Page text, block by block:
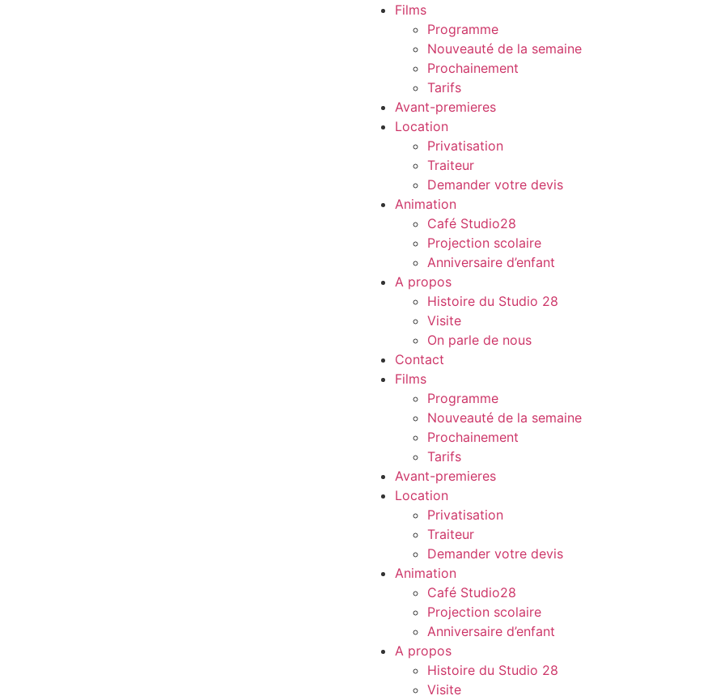
Films
Programme
Nouveauté de la semaine
Prochainement
Tarifs
Avant-premieres
Location
Privatisation
Traiteur
Demander votre devis
Animation
Café Studio28
Projection scolaire
Anniversaire d’enfant
A propos
Histoire du Studio 28
Visite
On parle de nous
Contact
Films
Programme
Nouveauté de la semaine
Prochainement
Tarifs
Avant-premieres
Location
Privatisation
Traiteur
Demander votre devis
Animation
Café Studio28
Projection scolaire
Anniversaire d’enfant
A propos
Histoire du Studio 28
Visite